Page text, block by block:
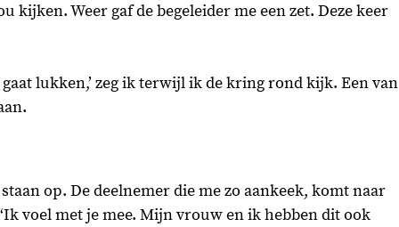
kijken. Weer gaf de begeleider me een zet. Deze keer
lukken,’ zeg ik terwijl ik de kring rond kijk. Een van
op. De deelnemer die me zo aankeek, komt naar
voel met je mee. Mijn vrouw en ik hebben dit ook